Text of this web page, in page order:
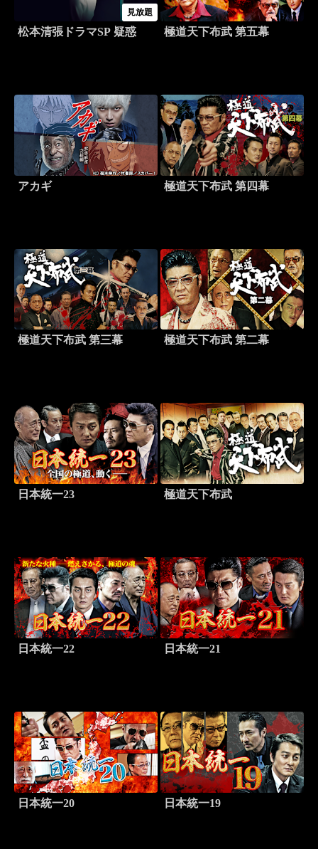
見放題
松本清張ドラマSP 疑惑 極道天下布武 第五幕
アカギ 極道天下布武 第四幕
極道天下布武 第三幕 極道天下布武 第二幕
日本統一23 極道天下布武
日本統一22 日本統一21
日本統一20 日本統一19